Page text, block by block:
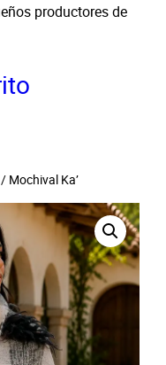
productores de
/ Mochival Ka’